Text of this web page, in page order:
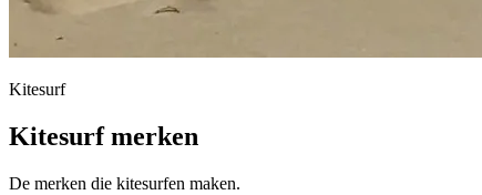
Kitesurf
Kitesurf merken
De merken die kitesurfen maken.